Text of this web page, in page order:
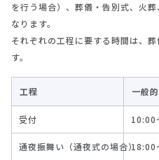
を行う場合）、葬儀・告別式、火
なります。
それぞれの工程に要する時間は、
す。
工程 一般
受付 10:00
通夜振舞い（通夜式の場合）18:00